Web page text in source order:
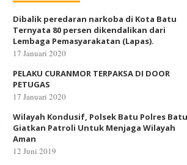
Dibalik peredaran narkoba di Kota Batu
Ternyata 80 persen dikendalikan dari
Lembaga Pemasyarakatan (Lapas).
17 Januari 2020
PELAKU CURANMOR TERPAKSA DI DOOR
PETUGAS
17 Januari 2020
Wilayah Kondusif, Polsek Batu Polres Batu
Giatkan Patroli Untuk Menjaga Wilayah
Aman
12 Juni 2019